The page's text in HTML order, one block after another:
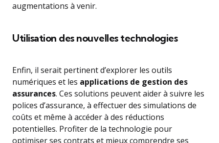
augmentations à venir.
Utilisation des nouvelles technologies
Enfin, il serait pertinent d’explorer les outils
numériques et les applications de gestion des
assurances. Ces solutions peuvent aider à suivre les
polices d’assurance, à effectuer des simulations de
coûts et même à accéder à des réductions
potentielles. Profiter de la technologie pour
optimiser ses contrats et mieux comprendre ses